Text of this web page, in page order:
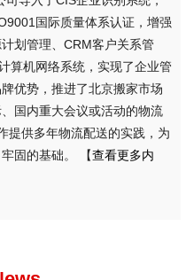
国际质量体系认证，增强
划管理、CRM客户关系管
算机网络系统，实现了企业管
优势，推进了北京搬家市场
国内重大会议或活动的物流
提供多年物流配送的实践，为
固的基础。 【查看更多内